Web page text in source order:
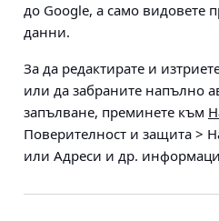
до Google, а само видовете
данни.
За да редактирате и
или да забраните напълно
запълване, преминете към
Поверителност и защита >
или Адреси и др.